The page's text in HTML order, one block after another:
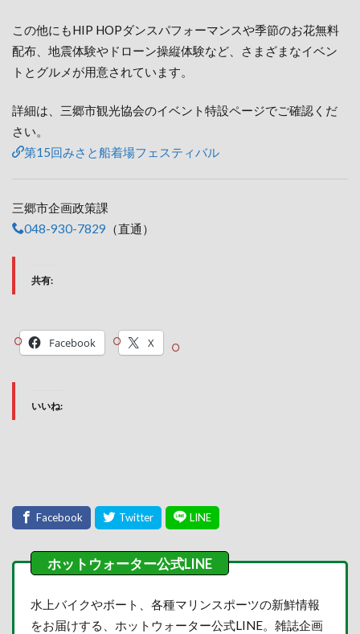
この他にもHIP HOPダンスパフォーマンスや季節のお花無料
配布、地震体験やドローン操縦体験など、さまざまなイベン
トとグルメが用意されています。
詳細は、三郷市観光協会のイベント特設ページでご確認くだ
さい。
第15回みさと船着場フェスティバル
三郷市企画政策課
048-930-7829 （直通）
共有:
Facebook X
いいね:
水上バイクやボート、各種マリンスポーツの新鮮情報
をお届けする、ホットウォーター公式LINE。雑誌企画